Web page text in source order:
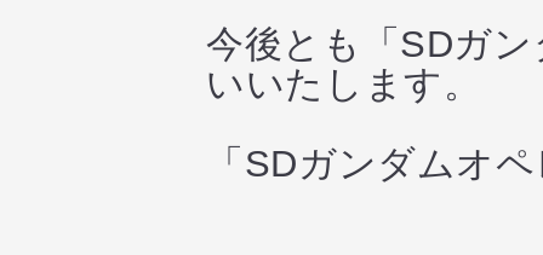
今後とも「SDガ
いいたします。
「SDガンダムオ